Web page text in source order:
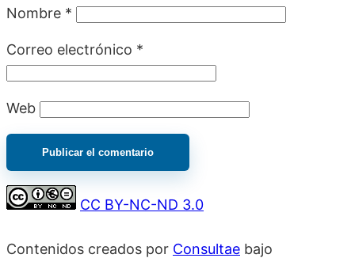
Nombre *
Correo electrónico *
Web
CC BY-NC-ND 3.0
Contenidos creados por Consultae bajo